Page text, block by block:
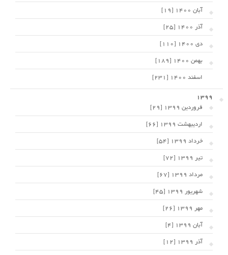
آبان 1400 [19]
آذر 1400 [25]
دی 1400 [110]
بهمن 1400 [189]
اسفند 1400 [231]
1399
فروردین 1399 [29]
اردیبهشت 1399 [66]
خرداد 1399 [54]
تیر 1399 [72]
مرداد 1399 [67]
شهریور 1399 [45]
مهر 1399 [26]
آبان 1399 [4]
آذر 1399 [12]